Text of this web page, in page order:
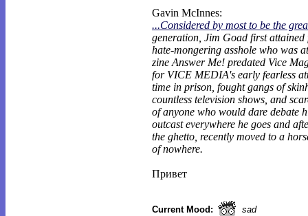
Gavin McInnes:
...Considered by most to be the
generation, Jim Goad first attained
hate-mongering asshole who was
zine Answer Me! predated Vice
for VICE MEDIA's early fearless
time in prison, fought gangs of
countless television shows, and
of anyone who would dare debate
outcast everywhere he goes and
the ghetto, recently moved to a
of nowhere.
Привет
Current Mood: sad